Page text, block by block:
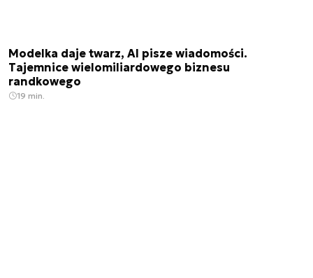
Modelka daje twarz, AI pisze wiadomości.
Tajemnice wielomiliardowego biznesu
randkowego
19 min.